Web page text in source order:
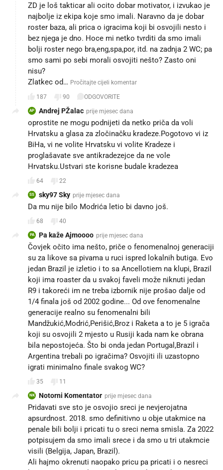
ZD je loš takticar ali ocito dobar motivator, i izvukao je
najbolje iz ekipa koje smo imali. Naravno da je dobar
roster baza, ali prica o igracima koji bi osvojili nesto i
bez njega je dno. Hoce mi netko tvrditi da smo imali
bolji roster nego bra,eng,spa,por, itd. na zadnja 2 WC; pa
smo sami po sebi morali osvojiti nešto? Zasto oni
nisu?
Zlatkec od… Pročitajte cijeli komentar
187 90 ODGOVORITE
AP Andrej PŽalac prije mjesec dana
oprostite ne mogu podnijeti da netko priča da voli
Hrvatsku a glasa za zločinačku kradeze.Pogotovo vi iz
BiHa, vi ne volite Hrvatsku vi volite Kradeze i
proglašavate sve antikradezejce da ne vole
Hrvatsku.Ustvari ste korisne budale kradezea
64 22
SS sky97 Sky prije mjesec dana
Da mu nije bilo Modrića letio bi davno još.
68 40
PA Pa kaže Ajmoooo prije mjesec dana
Čovjek očito ima nešto, priče o fenomenalnoj generaciji
su za likove sa pivama u ruci ispred lokalnih butiga. Evo
jedan Brazil je izletio i to sa Ancellotiem na klupi, Brazil
koji ima roaster da u svakoj faveli može niknuti jedan
R9 i takoreći im ne treba izbornik nije prošao dalje od
1/4 finala još od 2002 godine... Od ove fenomenalne
generacije realno su fenomenalni bili
Mandžukić,Modrić,Perišić,Broz i Raketa a to je 5 igrača
koji su osvojili 2 mjesto u Rusiji kada nam ke obrana
bila nepostojeća. Što bi onda jedan Portugal,Brazil i
Argentina trebali po igračima? Osvojiti ili uzastopno
igrati minimalno finale svakog WC?
35 11
NK Notorni Komentator prije mjesec dana
Pridavati sve sto je osvojio sreci je nevjerojatna
apsurdnost. 2018. smo definitivno u obje utakmice na
penale bili bolji i pricati tu o sreci nema smisla. Za 2022
potpisujem da smo imali srece i da smo u tri utakmcie
visili (Belgija, Japan, Brazil).
Ali hajmo okrenuti naopako pricu pa pricati i o nesreci